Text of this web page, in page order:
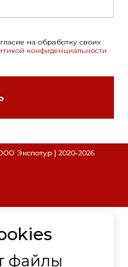
на обработку своих
конфиденциальности
"СТРОИТЕЛЬНАЯ
г.Красноярск, ул.
"ЭКСПОТУР"
Экспотур ] 2020-2026
файлы